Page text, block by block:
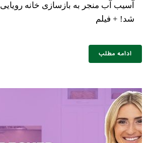
آسیب آب منجر به بازسازی خانه رویایی
شد! + فیلم
ادامه مطلب